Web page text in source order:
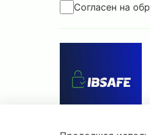
Согласен на